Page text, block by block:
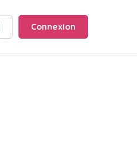
Connexion